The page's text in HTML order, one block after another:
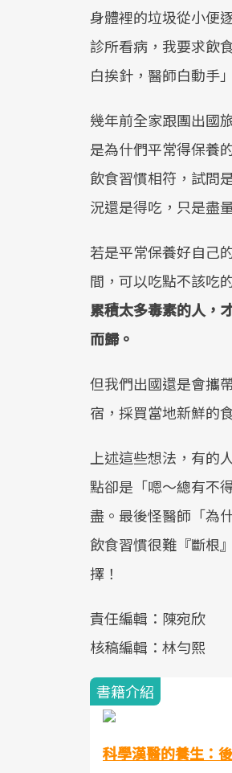
身體裡的垃圾從小便
診所看病，我要求飲
白挨針，醫師白動手
幾年前全家跟團出國
是為什們平常得保養
飲食習慣相符，試問
況還是得吃，只是盡
若是平常保養好自己
間，可以吃點不該吃
累積太多毒素的人，
而歸。
但我們出國還是會攜
宿，採買當地新鮮的
上述這些想法，有的
點卻是「嗯～總有不
盡。最後怪醫師「為
飲食習慣很難『斷根
擇！
責任編輯：陳宛欣
核稿編輯：林勻熙
書籍介紹
科學漢醫的養生：